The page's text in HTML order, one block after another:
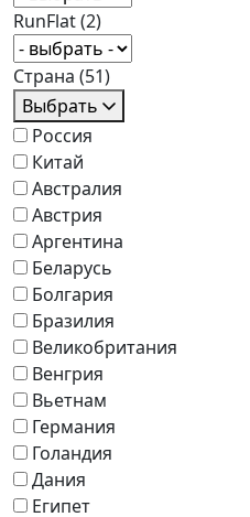
RunFlat(2)
Страна (51)
Выбрать
Россия
Китай
Австралия
Австрия
Аргентина
Беларусь
Болгария
Бразилия
Великобритания
Венгрия
Вьетнам
Германия
Голандия
Дания
Египет